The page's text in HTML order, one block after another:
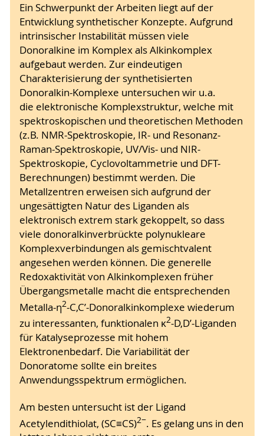
Ein Schwerpunkt der Arbeiten liegt auf der
Entwicklung synthetischer Konzepte. Aufgrund
intrinsischer Instabilität müssen viele
Donoralkine im Komplex als Alkinkomplex
aufgebaut werden. Zur eindeutigen
Charakterisierung der synthetisierten
Donoralkin-Komplexe untersuchen wir u.a.
die elektronische Komplexstruktur, welche mit
spektroskopischen und theoretischen Methoden
(z.B. NMR-Spektroskopie, IR- und Resonanz-
Raman-Spektroskopie, UV/Vis- und NIR-
Spektroskopie, Cyclovoltammetrie und DFT-
Berechnungen) bestimmt werden. Die
Metallzentren erweisen sich aufgrund der
ungesättigten Natur des Liganden als
elektronisch extrem stark gekoppelt, so dass
viele donoralkinverbrückte polynukleare
Komplexverbindungen als gemischtvalent
angesehen werden können. Die generelle
Redoxaktivität von Alkinkomplexen früher
Übergangsmetalle macht die entsprechenden
Metalla-η2-C,C’-Donoralkinkomplexe wiederum
zu interessanten, funktionalen κ2-D,D’-Liganden
für Katalyseprozesse mit hohem
Elektronenbedarf. Die Variabilität der
Donoratome sollte ein breites
Anwendungsspektrum ermöglichen.
Am besten untersucht ist der Ligand
Acetylendithiolat, (SC≡CS)2−. Es gelang uns in den